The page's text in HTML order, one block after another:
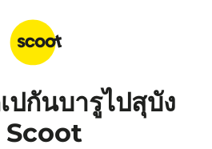
ปกันบารูไปสุบัง
Scoot